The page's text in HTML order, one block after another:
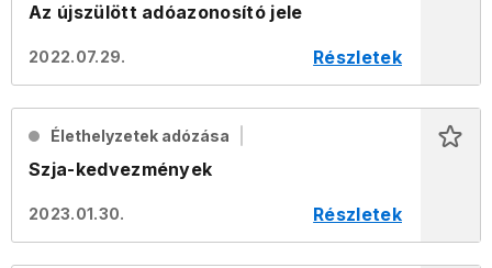
Az újszülött adóazonosító jele
2022.07.29. Részletek
Élethelyzetek adózása
Szja-kedvezmények
2023.01.30. Részletek